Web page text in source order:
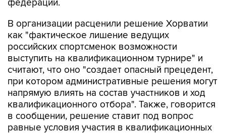
В организации расценили решение Хорватии
российских спортсменок возможности
выступить на квалификационном турнире" и
считают, что оно "создает опасный прецедент,
при котором административные решения могут
напрямую влиять на состав участников и ход
квалификационного отбора". Также, говорится
в сообщении, решение ставит под вопрос
равные условия участия в квалификационных
соревнованиях для спортсменов всех
национальных федераций.